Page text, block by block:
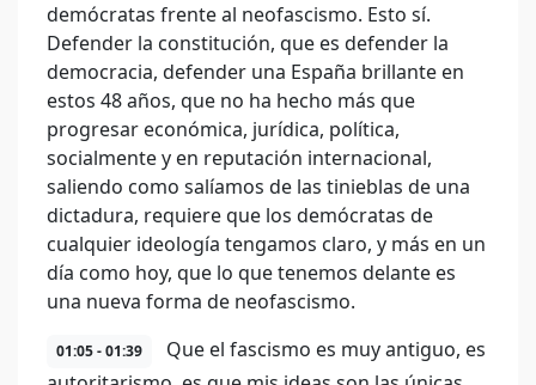
demócratas frente al neofascismo. Esto sí.
Defender la constitución, que es defender la
democracia, defender una España brillante en
estos 48 años, que no ha hecho más que
progresar económica, jurídica, política,
socialmente y en reputación internacional,
saliendo como salíamos de las tinieblas de una
dictadura, requiere que los demócratas de
cualquier ideología tengamos claro, y más en un
día como hoy, que lo que tenemos delante es
una nueva forma de neofascismo.
01:05 - 01:39
Que el fascismo es muy antiguo, es